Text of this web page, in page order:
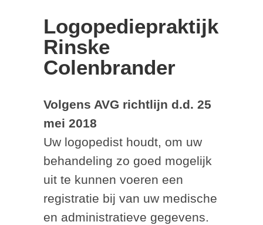
Logopediepraktijk
Rinske
Colenbrander
Volgens AVG richtlijn d.d. 25
mei 2018
Uw logopedist houdt, om uw
behandeling zo goed mogelijk
uit te kunnen voeren een
registratie bij van uw medische
en administratieve gegevens.